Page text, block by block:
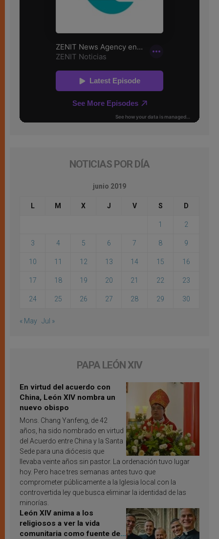
NOTICIAS POR DÍA
junio 2019
L M X J V S D
1 2
3 4 5 6 7 8 9
10 11 12 13 14 15 16
17 18 19 20 21 22 23
24 25 26 27 28 29 30
« May Jul »
PAPA LEÓN XIV
En virtud del acuerdo con
China, León XIV nombra un
nuevo obispo
Mons. Chang Yanfeng, de 42
años, ha sido nombrado en virtud
del Acuerdo entre China y la Santa
Sede para una diócesis que
llevaba veinte años sin pastor. La ordenación tuvo lugar
hoy. Pero hace tres semanas antes tuvo que
comprometer públicamente a la Iglesia local con la
controvertida ley que busca eliminar la identidad de las
minorías.
León XIV anima a los
religiosos a ver la vida
comunitaria como fuente de